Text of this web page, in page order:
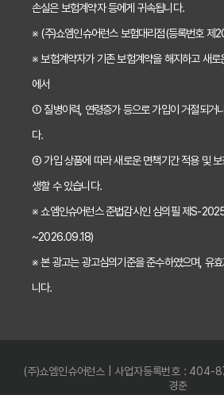
손실은 보험계약자 등에게 귀속됩니다.
※ (주)쇼엠인슈어런스 보험대리점(등록번호
※ 보험계약자가 기존 보험계약을 해지하고 새
에서
① 질병이력, 연령증가 등으로 가입이 거절되거
다.
② 가입 상품에 따라 새로운 면책기간 적용 및
생할 수 있습니다.
※ 쇼엠인슈어런스 준법감시인 심의필 제S-
~2026.09.18)
※ 본 광고는 광고심의기준을 준수하였으며, 유
니다.
(주)쇼엠인슈어런스 | 사업자등록번호 :
경준